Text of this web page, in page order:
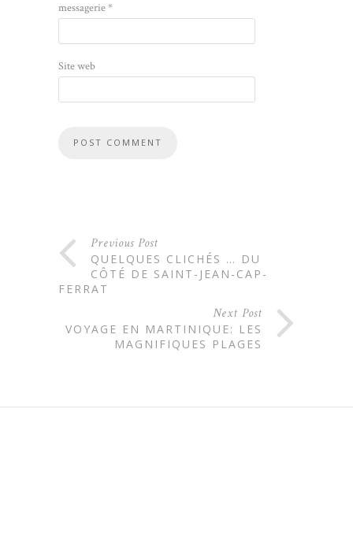
messagerie*
Site web
Previous Post
QUELQUES CLICHÉS … DU
CÔTÉ DE SAINT-JEAN-CAP-
FERRAT
Next Post
VOYAGE EN MARTINIQUE: LES
MAGNIFIQUES PLAGES